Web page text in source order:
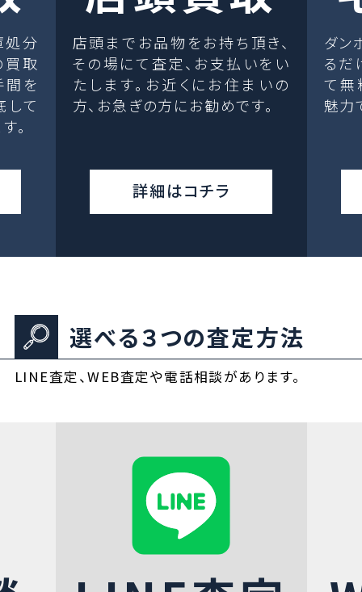
処分
取
間を
して
。
店頭までお品物をお持ち頂き、
その場にて査定、お支払いをい
たします。お近くにお住まいの
方、お急ぎの方にお勧めです。
詳細はコチラ
ダン
るだ
て無
魅力
選べる３つの査定方法
LINE査定、WEB査定や電話相談があります。